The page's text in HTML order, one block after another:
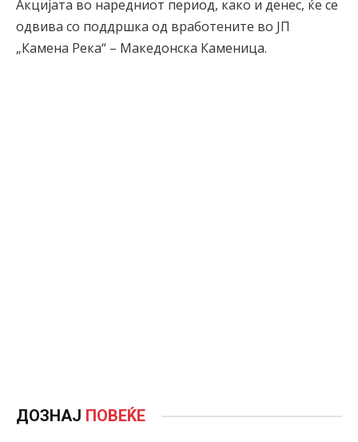
Акцијата во наредниот период, како и денес, ќе се
одвива со поддршка од вработените во ЈП
„Камена Река“ – Македонска Каменица.
ДОЗНАЈ ПОВЕЌЕ